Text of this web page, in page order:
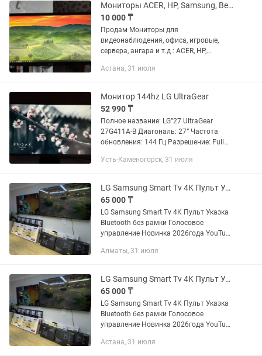
Мониторы ACER, HP, Samsung, BenQ, Phillips, Dell
10 000 ₸
Продам Мониторы для
видеонаблюдения, офиса, игровые,
сервера, ангара и т.д : ACER, HP,
S221HQL Full HD 1920x1080 22 дюйма,
Астана, 31 июля
Монитор 144hz LG UltraGear
52 990 ₸
Полное название: LG”27 UltraGear
27G411A-B Диагональ: 27” Частота
обновления: 144 Гц Разрешение: Full
HDMI, DisplayPort, AUX Монитор
Усть-Каменогорск, 31 июля
LG Samsung Smart Tv 4K Пульт Указка Bluetooth без рамки Телевизор
65 000 ₸
LG Samsung Smart Tv 4K Пульт Указка
Bluetooth без рамки Голосовое
управление Новинка 2026года YouTube
дюйм -110000тг(110 см) 50 дюйм
Алматы, 31 июля
LG Samsung Smart Tv 4K Пульт Указка Bluetooth без рамки Телевизоры
65 000 ₸
LG Samsung Smart Tv 4K Пульт Указка
Bluetooth без рамки Голосовое
управление Новинка 2026года YouTube
дюйм -110000тг(110 см) 50 дюйм
Астана, 31 июля